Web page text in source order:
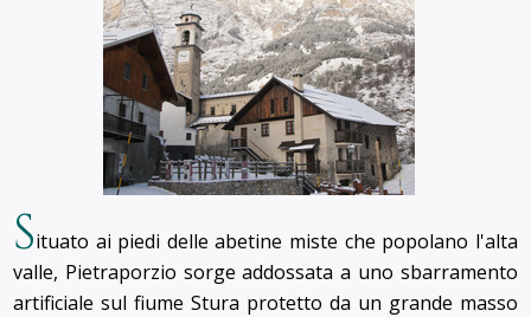
Situato ai piedi delle abetine miste che popolano l'alta
valle, Pietraporzio sorge addossata a uno sbarramento
artificiale sul fiume Stura protetto da un grande masso